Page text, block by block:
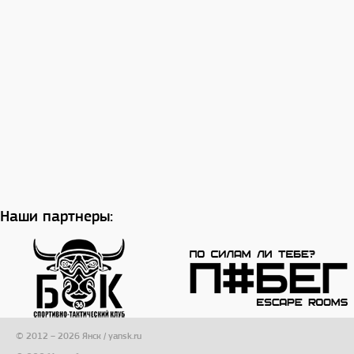
Наши партнеры:
© 2012 – 2026 Янск / yansk.ru